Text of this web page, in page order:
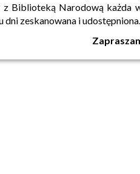
z Biblioteką Narodową każda
dni zeskanowana i udostępniona.